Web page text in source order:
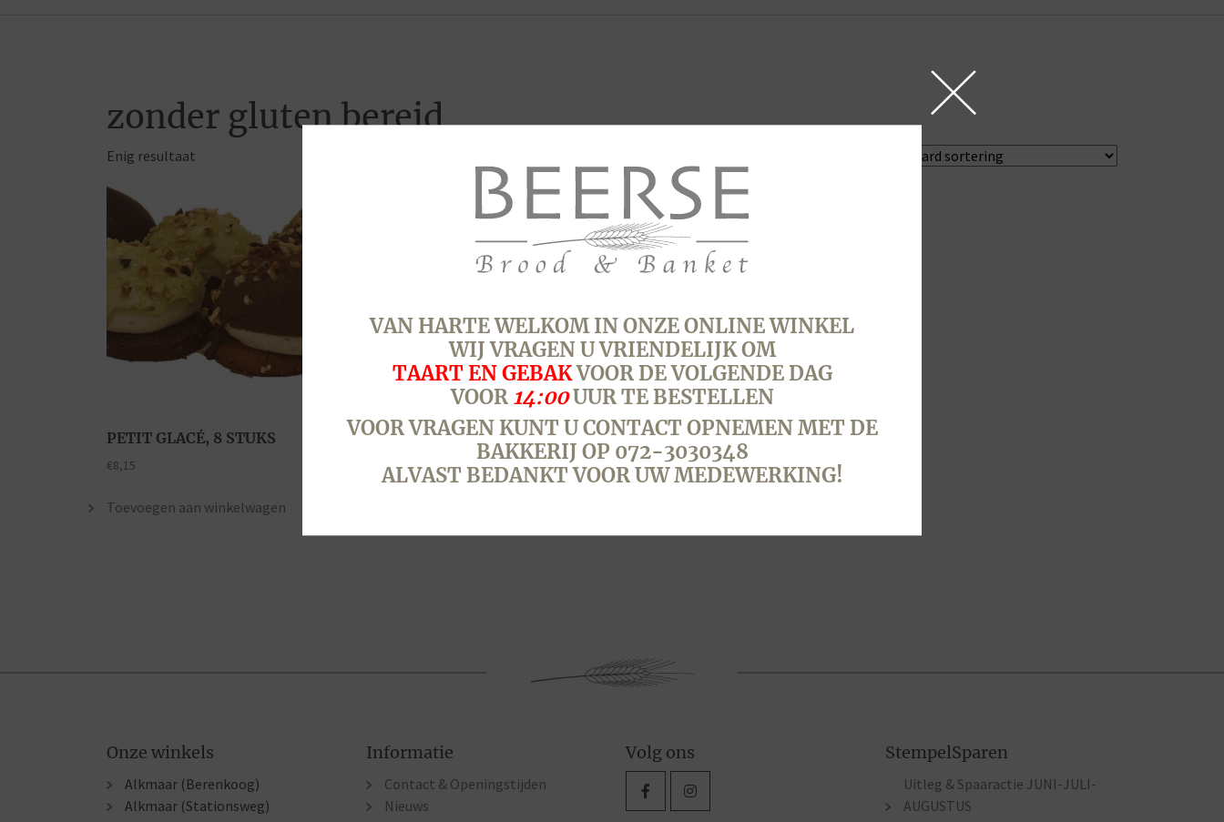
zonder gluten bereid
Enig resultaat
PETIT GLACÉ, 8 STUKS
€8,15
Toevoegen aan winkelwagen
Onze winkels
Alkmaar (Berenkoog)
Alkmaar (Stationsweg)
Informatie
Contact & Openingstijden
Nieuws
Volg ons StempelSparen
Uitleg & Spaaractie JUNI-JULI-
AUGUSTUS
VAN HARTE WELKOM IN ONZE ONLINE WINKEL
WIJ VRAGEN U VRIENDELIJK OM
TAART EN GEBAKVOOR DE VOLGENDE DAG
VOOR 14:00UUR TE BESTELLEN
VOOR VRAGEN KUNT U CONTACT OPNEMEN MET DE
BAKKERIJ OP 072-3030348
ALVAST BEDANKT VOOR UW MEDEWERKING!